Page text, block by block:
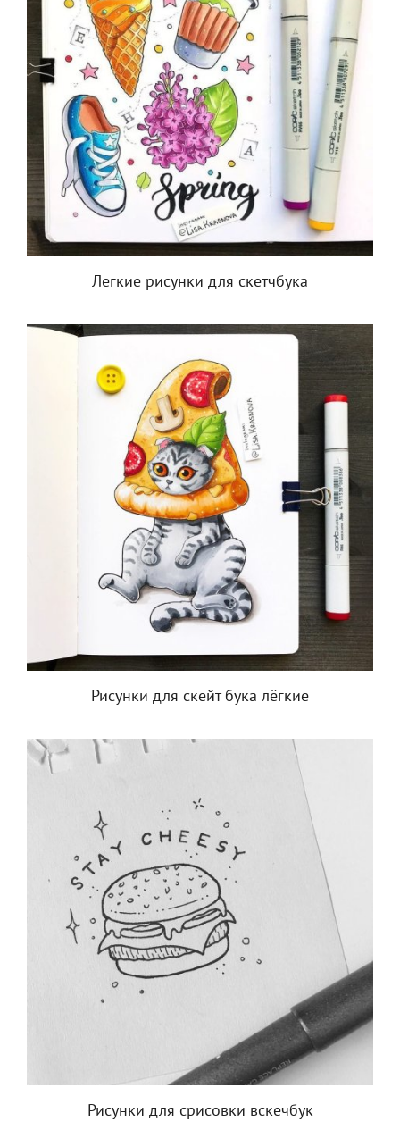
Легкие рисунки для скетчбука
Рисунки для скейт бука лёгкие
Рисунки для срисовки вскечбук